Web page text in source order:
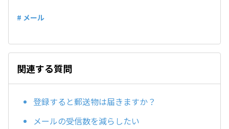
# メール
関連する質問
登録すると郵送物は届きますか？
メールの受信数を減らしたい